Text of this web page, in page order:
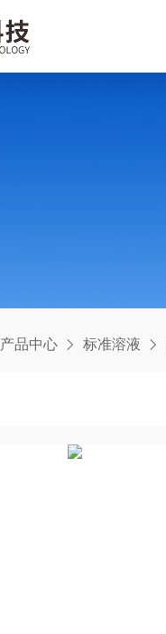
产品中心 标准溶液